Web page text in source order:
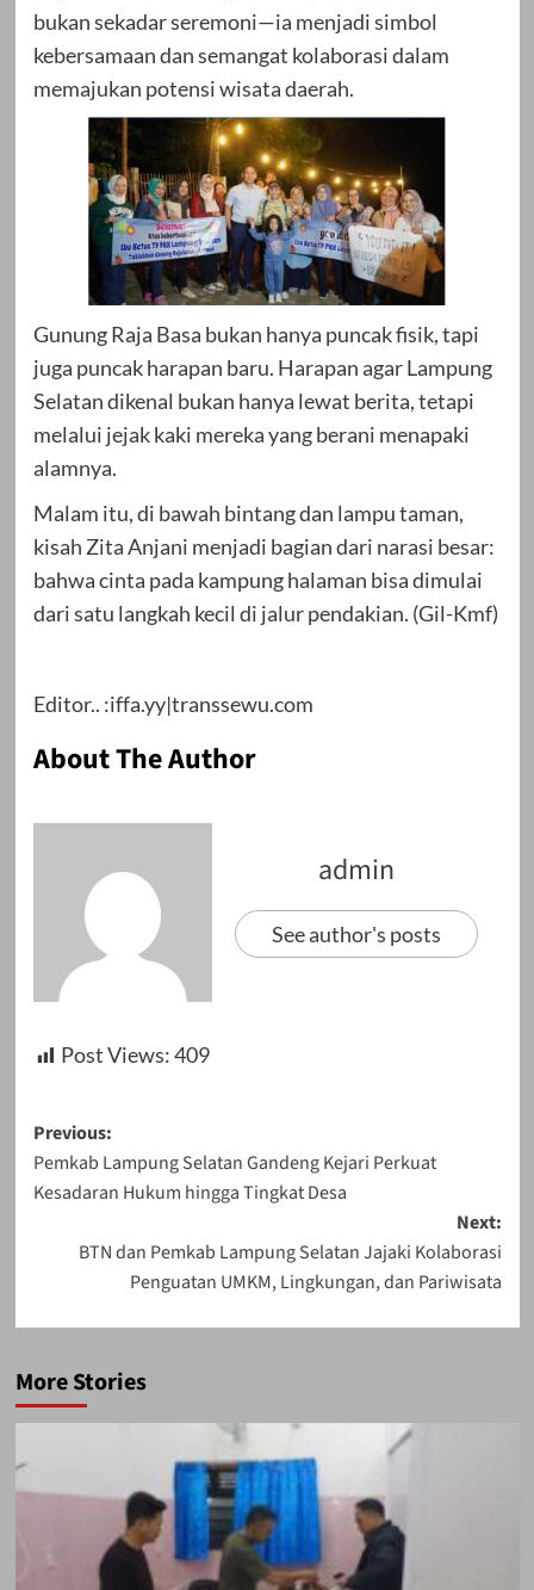
bukan sekadar seremoni—ia menjadi simbol
kebersamaan dan semangat kolaborasi dalam
memajukan potensi wisata daerah.
Gunung Raja Basa bukan hanya puncak fisik, tapi
juga puncak harapan baru. Harapan agar Lampung
Selatan dikenal bukan hanya lewat berita, tetapi
melalui jejak kaki mereka yang berani menapaki
alamnya.
Malam itu, di bawah bintang dan lampu taman,
kisah Zita Anjani menjadi bagian dari narasi besar:
bahwa cinta pada kampung halaman bisa dimulai
dari satu langkah kecil di jalur pendakian. (Gil-Kmf)
Editor.. :iffa.yy|transsewu.com
About The Author
admin
See author's posts
Post Views:409
Post
navigation
Previous:
Pemkab Lampung Selatan Gandeng Kejari Perkuat
Kesadaran Hukum hingga Tingkat Desa
Next:
BTN dan Pemkab Lampung Selatan Jajaki Kolaborasi
Penguatan UMKM, Lingkungan, dan Pariwisata
More Stories